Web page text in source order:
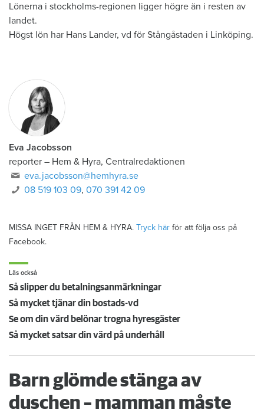
Lönerna i stockholms-regionen ligger högre än i resten av
landet.
Högst lön har Hans Lander, vd för Stångåstaden i Linköping.
Eva Jacobsson
reporter – Hem & Hyra, Centralredaktionen
eva.jacobsson@hemhyra.se
08 519 103 09,070 391 42 09
MISSA INGET FRÅN HEM & HYRA. Tryck här för att följa oss på
Facebook.
Läs också
Så slipper du betalningsanmärkningar
Så mycket tjänar din bostads-vd
Se om din värd belönar trogna hyresgäster
Så mycket satsar din värd på underhåll
Barn glömde stänga av
duschen – mamman måste